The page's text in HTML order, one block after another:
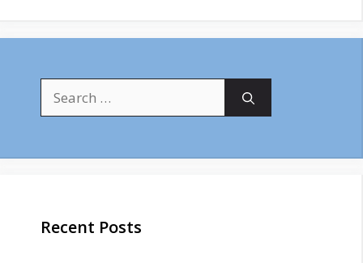
for:
Recent Posts